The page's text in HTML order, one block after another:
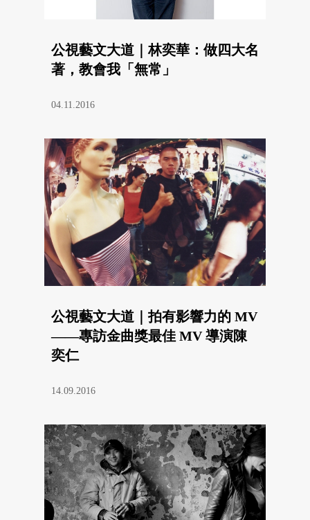
公視藝文大道｜林奕華：做四大名
著，教會我「無常」
04.11.2016
公視藝文大道｜拍有影響力的 MV
——專訪金曲獎最佳 MV 導演陳
奕仁
14.09.2016